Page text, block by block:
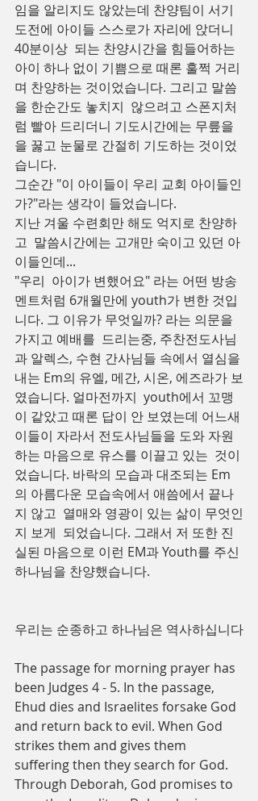
임을 알리지도 않았는데 찬양팀이 서기
도전에 아이들 스스로가 자리에 앉더니
40분이상  되는 찬양시간을 힘들어하는
아이 하나 없이 기쁨으로 때론 훌쩍 거리
며 찬양하는 것이었습니다. 그리고 말씀
을 한순간도 놓치지  않으려고 스폰지처
럼 빨아 드리더니 기도시간에는 무릎을
을 꿇고 눈물로 간절히 기도하는 것이었
습니다.
그순간 "이 아이들이 우리 교회 아이들인
가?"라는 생각이 들었습니다.
지난 겨울 수련회만 해도 억지로 찬양하
고  말씀시간에는 고개만 숙이고 있던 아
이들인데...
"우리  아이가 변했어요" 라는 어떤 방송
멘트처럼 6개월만에 youth가 변한 것입
니다. 그 이유가 무엇일까? 라는 의문을
가지고 예배를  드리는중, 주찬전도사님
과 알렉스, 수현 간사님들 속에서 열심을
내는 Em의 유엘, 메간, 시온, 에즈라가 보
였습니다. 얼마전까지  youth에서 꼬맹
이 같았고 때론 답이 안 보였는데 어느새
이들이 자라서 전도사님들을 도와 자원
하는 마음으로 유스를 이끌고 있는  것이
었습니다. 바락의 모습과 대조되는 Em
의 아름다운 모습속에서 애씀에서 끝나
지 않고  열매와 영광이 있는 삶이 무엇인
지 보게  되었습니다. 그래서 저 또한 진
실된 마음으로 이런 EM과 Youth를 주신
하나님을 찬양했습니다.
우리는 순종하고 하나님은 역사하십니다
The passage for morning prayer has
been Judges 4 - 5. In the passage,
Ehud dies and Israelites forsake God
and return back to evil. When God
strikes them and gives them
suffering then they search for God.
Through Deborah, God promises to